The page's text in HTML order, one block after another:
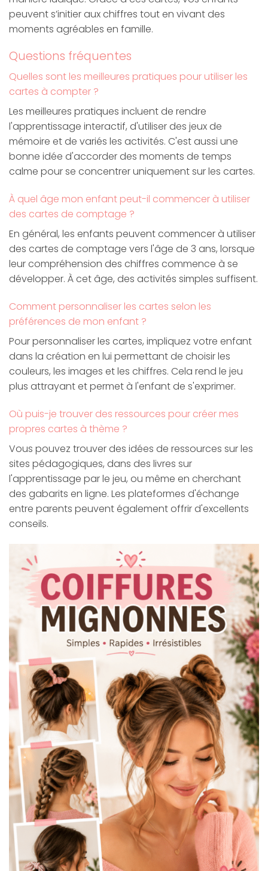
peuvent s’initier aux chiffres tout en vivant des
moments agréables en famille.
Questions fréquentes
Quelles sont les meilleures pratiques pour utiliser les
cartes à compter ?
Les meilleures pratiques incluent de rendre
l'apprentissage interactif, d'utiliser des jeux de
mémoire et de variés les activités. C'est aussi une
bonne idée d'accorder des moments de temps
calme pour se concentrer uniquement sur les cartes.
À quel âge mon enfant peut-il commencer à utiliser
des cartes de comptage ?
En général, les enfants peuvent commencer à utiliser
des cartes de comptage vers l'âge de 3 ans, lorsque
leur compréhension des chiffres commence à se
développer. À cet âge, des activités simples suffisent.
Comment personnaliser les cartes selon les
préférences de mon enfant ?
Pour personnaliser les cartes, impliquez votre enfant
dans la création en lui permettant de choisir les
couleurs, les images et les chiffres. Cela rend le jeu
plus attrayant et permet à l'enfant de s'exprimer.
Où puis-je trouver des ressources pour créer mes
propres cartes à thème ?
Vous pouvez trouver des idées de ressources sur les
sites pédagogiques, dans des livres sur
l'apprentissage par le jeu, ou même en cherchant
des gabarits en ligne. Les plateformes d'échange
entre parents peuvent également offrir d'excellents
conseils.